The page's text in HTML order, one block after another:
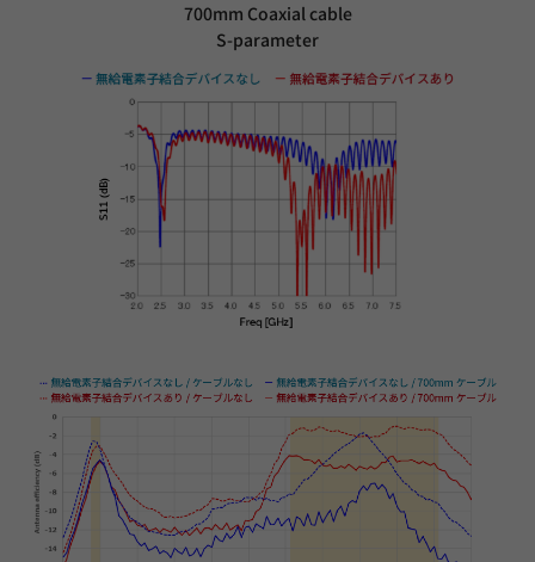
700mm Coaxial cable
S-parameter